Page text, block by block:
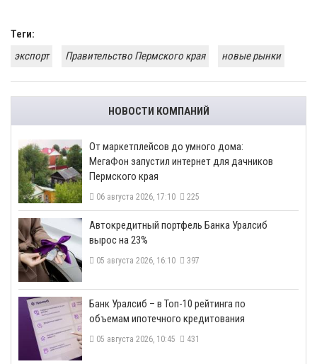
Теги:
экспорт
Правительство Пермского края новые рынки
НОВОСТИ КОМПАНИЙ
От маркетплейсов до умного дома:
МегаФон запустил интернет для дачников
Пермского края
06 августа 2026, 17:10 225
​Автокредитный портфель Банка Уралсиб
вырос на 23%
05 августа 2026, 16:10 397
​Банк Уралсиб – в Топ-10 рейтинга по
объемам ипотечного кредитования
05 августа 2026, 10:45 431